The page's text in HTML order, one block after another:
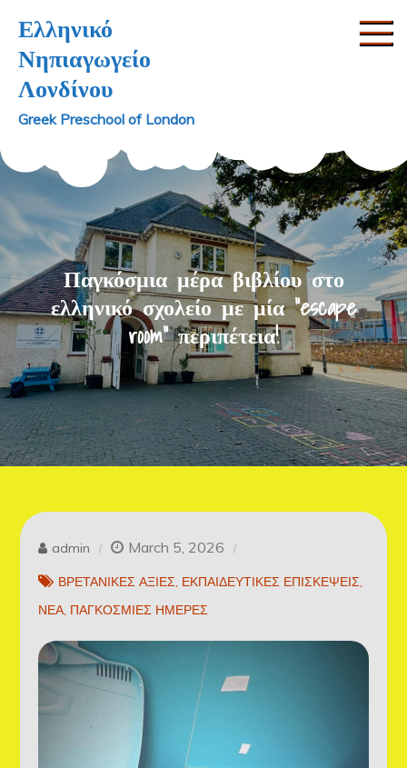
content
Ελληνικό
Νηπιαγωγείο
Λονδίνου
Greek Preschool of London
Παγκόσμια μέρα βιβλίου στο
ελληνικό σχολείο με μία “escape
room” περιπέτεια!
admin March 5, 2026
ΒΡΕΤΑΝΙΚΕΣ ΑΞΙΕΣ ΕΚΠΑΙΔΕΥΤΙΚΕΣ ΕΠΙΣΚΕΨΕΙΣ
ΝΕΑ ΠΑΓΚΟΣΜΙΕΣ ΗΜΕΡΕΣ